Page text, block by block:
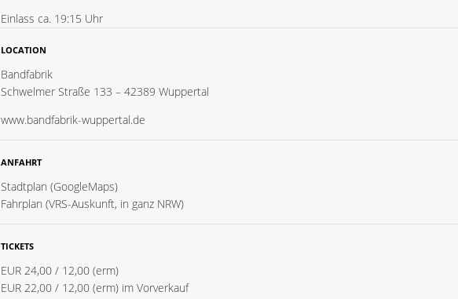
Einlass ca. 19:15 Uhr
LOCATION
Bandfabrik
Schwelmer Straße 133 – 42389 Wuppertal
www.bandfabrik-wuppertal.de
ANFAHRT
Stadtplan (GoogleMaps)
Fahrplan (VRS-Auskunft, in ganz NRW)
TICKETS
EUR 24,00 / 12,00 (erm)
EUR 22,00 / 12,00 (erm) im Vorverkauf